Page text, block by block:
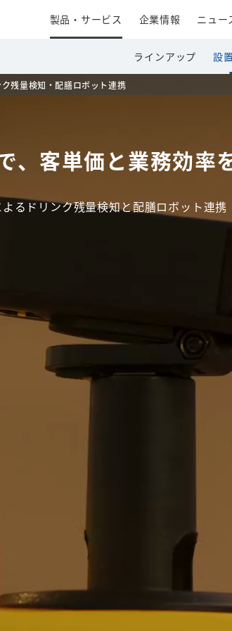
ラインアップ 設
製品・サービス 企業情報 ニュー
ク残量検知・配膳ロボット連携
客単価と業務効率
るドリンク残量検知と配膳ロボット連携